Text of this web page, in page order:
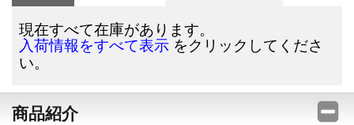
現在すべて在庫があります。
入荷情報をすべて表示 をクリックしてくださ
い。
商品紹介